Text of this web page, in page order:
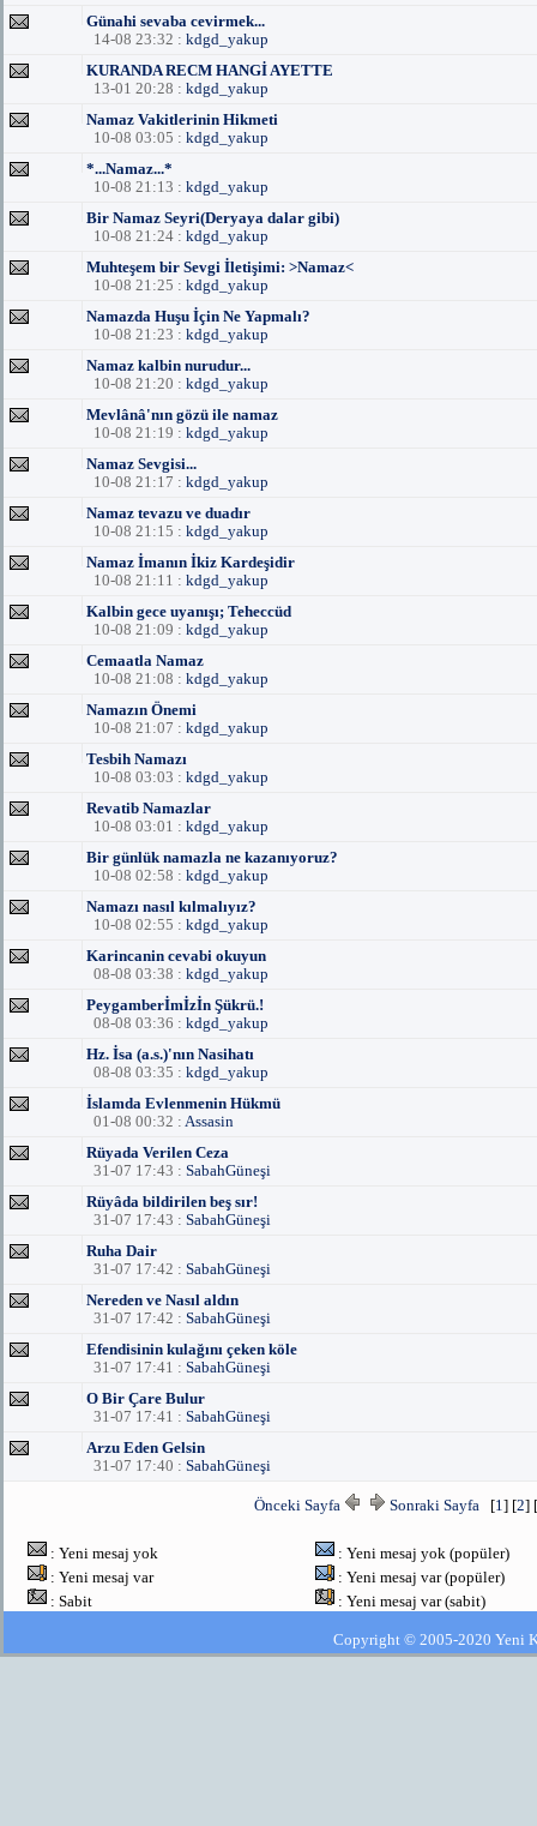
Günahi sevaba cevirmek...
14-08 23:32 : kdgd_yakup
KURANDA RECM HANGİ AYETTE
13-01 20:28 : kdgd_yakup
Namaz Vakitlerinin Hikmeti
10-08 03:05 : kdgd_yakup
*...Namaz...*
10-08 21:13 : kdgd_yakup
Bir Namaz Seyri(Deryaya dalar gibi)
10-08 21:24 : kdgd_yakup
Muhteşem bir Sevgi İletişimi: >Namaz<
10-08 21:25 : kdgd_yakup
Namazda Huşu İçin Ne Yapmalı?
10-08 21:23 : kdgd_yakup
Namaz kalbin nurudur...
10-08 21:20 : kdgd_yakup
Mevlânâ'nın gözü ile namaz
10-08 21:19 : kdgd_yakup
Namaz Sevgisi...
10-08 21:17 : kdgd_yakup
Namaz tevazu ve duadır
10-08 21:15 : kdgd_yakup
Namaz İmanın İkiz Kardeşidir
10-08 21:11 : kdgd_yakup
Kalbin gece uyanışı; Teheccüd
10-08 21:09 : kdgd_yakup
Cemaatla Namaz
10-08 21:08 : kdgd_yakup
Namazın Önemi
10-08 21:07 : kdgd_yakup
Tesbih Namazı
10-08 03:03 : kdgd_yakup
Revatib Namazlar
10-08 03:01 : kdgd_yakup
Bir günlük namazla ne kazanıyoruz?
10-08 02:58 : kdgd_yakup
Namazı nasıl kılmalıyız?
10-08 02:55 : kdgd_yakup
Karincanin cevabi okuyun
08-08 03:38 : kdgd_yakup
Peygamberİmİzİn Şükrü.!
08-08 03:36 : kdgd_yakup
Hz. İsa (a.s.)'nın Nasihatı
08-08 03:35 : kdgd_yakup
İslamda Evlenmenin Hükmü
01-08 00:32 : Assasin
Rüyada Verilen Ceza
31-07 17:43 : SabahGüneşi
Rüyâda bildirilen beş sır!
31-07 17:43 : SabahGüneşi
Ruha Dair
31-07 17:42 : SabahGüneşi
Nereden ve Nasıl aldın
31-07 17:42 : SabahGüneşi
Efendisinin kulağını çeken köle
31-07 17:41 : SabahGüneşi
O Bir Çare Bulur
31-07 17:41 : SabahGüneşi
Arzu Eden Gelsin
31-07 17:40 : SabahGüneşi
Önceki Sayfa Sonraki Sayfa [1] [2] [
: Yeni mesaj yok
: Yeni mesaj var
: Sabit
: Yeni mesaj yok (popüler)
: Yeni mesaj var (popüler)
: Yeni mesaj var (sabit)
Copyright © 2005-2020 Yeni